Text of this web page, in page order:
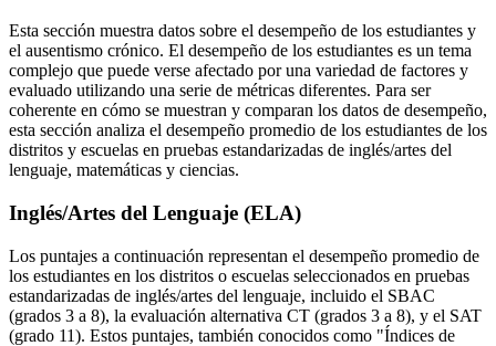
Esta sección muestra datos sobre el desempeño de los estudiantes y
el ausentismo crónico. El desempeño de los estudiantes es un tema
complejo que puede verse afectado por una variedad de factores y
evaluado utilizando una serie de métricas diferentes. Para ser
coherente en cómo se muestran y comparan los datos de desempeño,
esta sección analiza el desempeño promedio de los estudiantes de los
distritos y escuelas en pruebas estandarizadas de inglés/artes del
lenguaje, matemáticas y ciencias.
Inglés/Artes del Lenguaje (ELA)
Los puntajes a continuación representan el desempeño promedio de
los estudiantes en los distritos o escuelas seleccionados en pruebas
estandarizadas de inglés/artes del lenguaje, incluido el SBAC
(grados 3 a 8), la evaluación alternativa CT (grados 3 a 8), y el SAT
(grado 11). Estos puntajes, también conocidos como "Índices de